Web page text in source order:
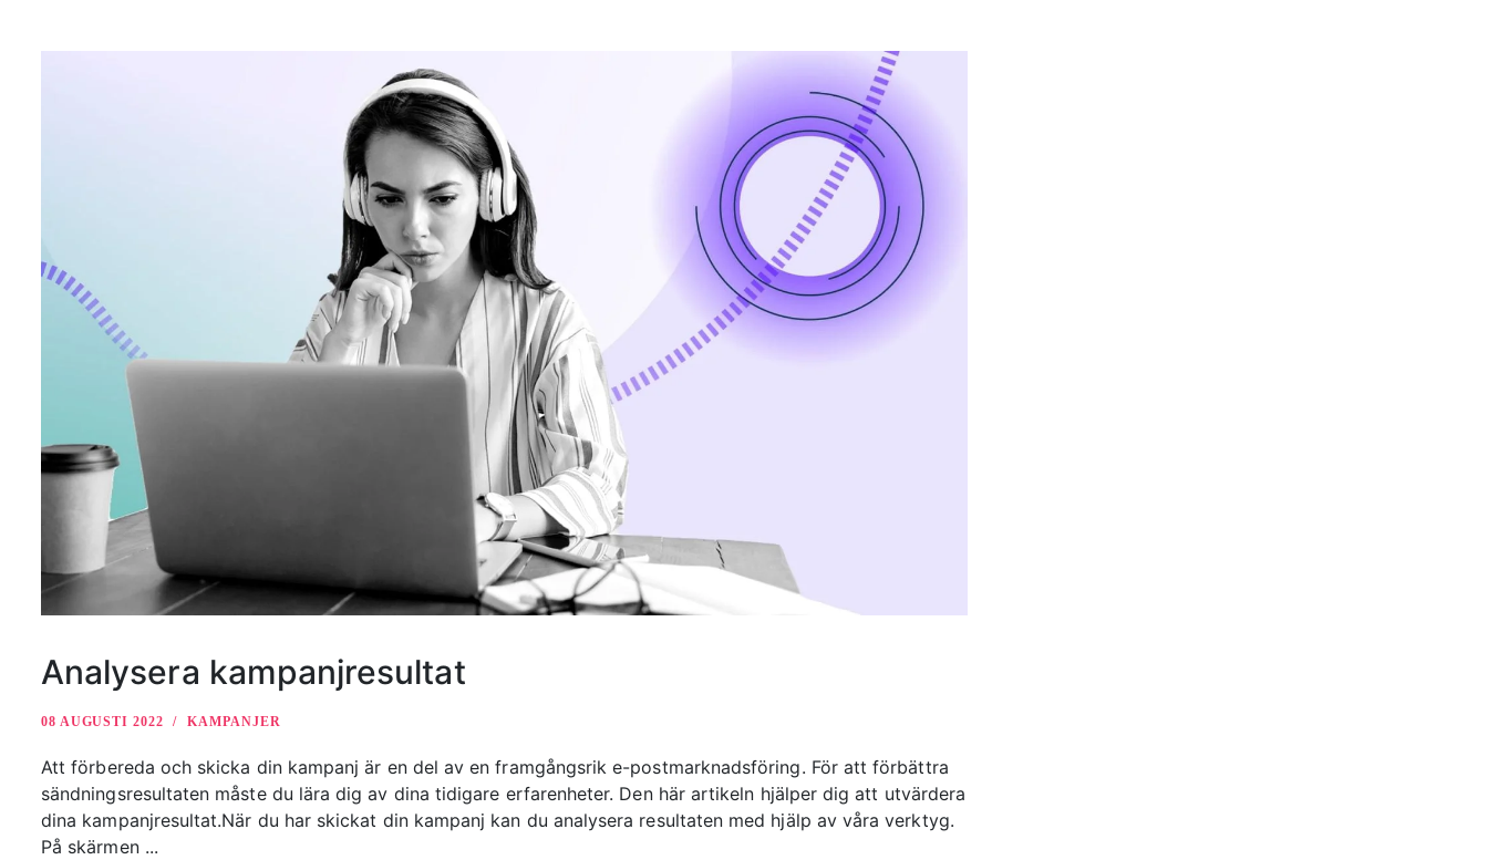
Analysera kampanjresultat
08 AUGUSTI 2022 KAMPANJER
Att förbereda och skicka din kampanj är en del av en framgångsrik e-postmarknadsföring. För att förbättra
sändningsresultaten måste du lära dig av dina tidigare erfarenheter. Den här artikeln hjälper dig att utvärdera
dina kampanjresultat.När du har skickat din kampanj kan du analysera resultaten med hjälp av våra verktyg.
På skärmen ...